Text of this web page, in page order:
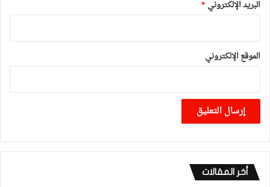
البريد الإلكتروني *
الموقع الإلكتروني
أخر المقالات